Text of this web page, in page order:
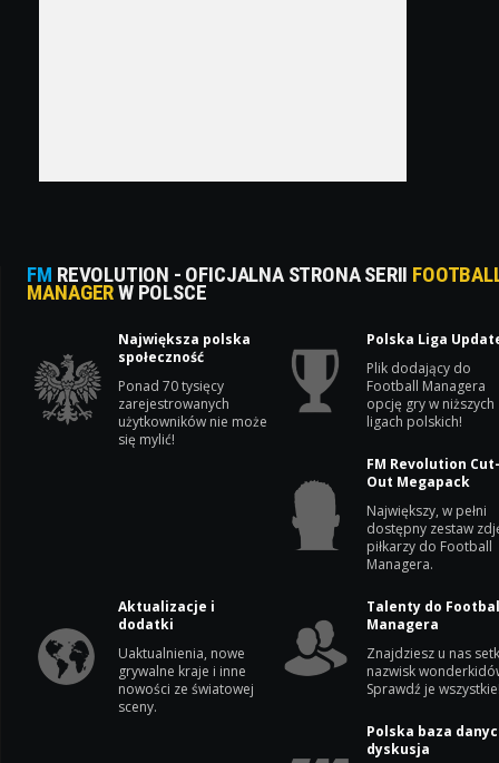
FM REVOLUTION - OFICJALNA STRONA SERII
MANAGERW POLSCE
Największa polska
społeczność
Ponad 70 tysięcy
zarejestrowanych
użytkowników nie może
się mylić!
Polska Liga
Plik dodający do
Football Managera
opcję gry w niższych
ligach polskich!
FM Revolution
Out Megapack
Największy, w pełni
dostępny zestaw
piłkarzy do Football
Managera.
Aktualizacje i
dodatki
Uaktualnienia, nowe
grywalne kraje i inne
nowości ze światowej
sceny.
Talenty do
Managera
Znajdziesz u nas
nazwisk
Sprawdź je
Polska baza
dyskusja